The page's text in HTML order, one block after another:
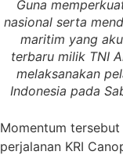
Guna
nasional serta
maritim yang
terbaru milik TNI
melaksanakan
Indonesia pada
Momentum
perjalanan KRI